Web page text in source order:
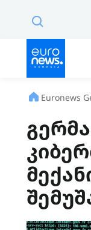
Euronews